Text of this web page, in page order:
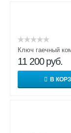
Ключ гаечный
11 200 руб.
В